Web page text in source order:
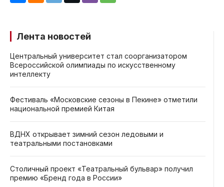
Лента новостей
Центральный университет стал соорганизатором
Всероссийской олимпиады по искусственному
интеллекту
Фестиваль «Московские сезоны в Пекине» отметили
национальной премией Китая
ВДНХ открывает зимний сезон ледовыми и
театральными постановками
Столичный проект «Театральный бульвар» получил
премию «Бренд года в России»